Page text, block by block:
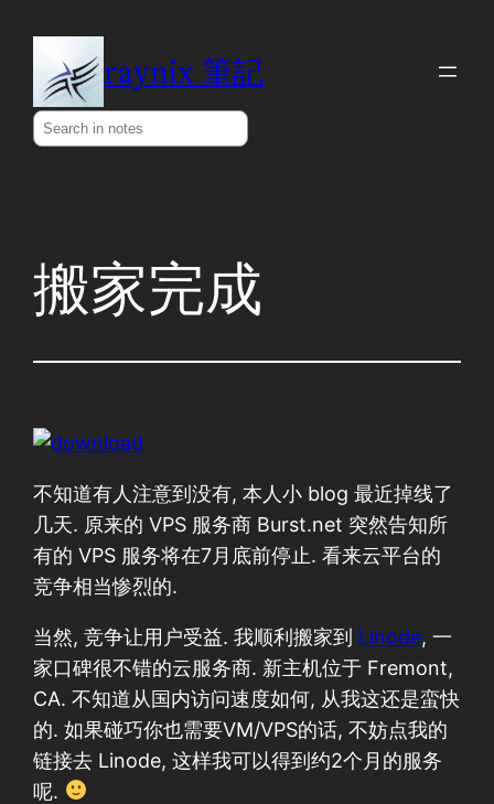
content
raynix 筆記
Search
搬家完成
不知道有人注意到没有, 本人小 blog 最近掉线了
几天. 原来的 VPS 服务商 Burst.net 突然告知所
有的 VPS 服务将在7月底前停止. 看来云平台的
竞争相当惨烈的.
当然, 竞争让用户受益. 我顺利搬家到 Linode, 一
家口碑很不错的云服务商. 新主机位于 Fremont,
CA. 不知道从国内访问速度如何, 从我这还是蛮快
的. 如果碰巧你也需要VM/VPS的话, 不妨点我的
链接去 Linode, 这样我可以得到约2个月的服务
呢.